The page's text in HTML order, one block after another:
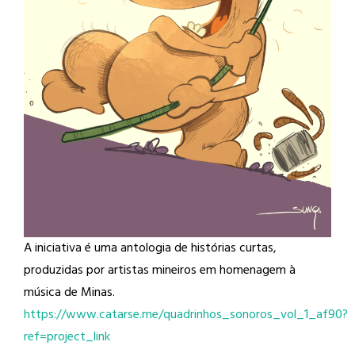
A iniciativa é uma antologia de histórias curtas,
produzidas por artistas mineiros em homenagem à
música de Minas.
https://www.catarse.me/quadrinhos_sonoros_vol_1_af90?
ref=project_link